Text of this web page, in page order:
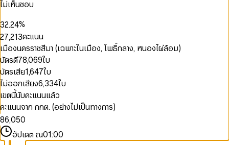
9
8
9
85
7
8
9
5
7
8
9
6
8
9
ไม่เห็นชอบ
1
3
4
5
6
7
8
9
0
2
3
4
5
6
7
8
9
.
0
2
3
4
5
6
7
8
9
2
4
5
6
7
8
9
%
1
2
3
4
5
6
7
8
9
4
6
7
8
9
,
1
2
3
4
5
6
7
8
9
0
1
2
3
4
5
6
7
8
9
0
1
2
3
4
5
6
7
8
9
คะแนน
เมืองนครราชสีมา (เฉพาะในเมือง, โพธิ์กลาง, หนองไผ่ล้อม)
บัตรดี78,069ใบ
บัตรเสีย1,647ใบ
ไม่ออกเสียง6,334ใบ
เขตนี้นับคะแนนแล้ว
คะแนนจาก กกต. (อย่างไม่เป็นทางการ)
0
1
2
3
4
5
6
7
8
9
0
1
2
3
4
5
6
7
8
,0
1
2
0
1
2
3
4
5
6
7
0
1
2
อัปเดต ณ01:00